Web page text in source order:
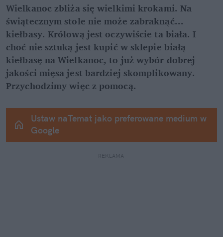
Wielkanoc zbliża się wielkimi krokami. Na
świątecznym stole nie może zabraknąć...
kiełbasy. Królową jest oczywiście ta biała. I
choć nie sztuką jest kupić w sklepie białą
kiełbasę na Wielkanoc, to już wybór dobrej
jakości mięsa jest bardziej skomplikowany.
Przychodzimy więc z pomocą.
Ustaw naTemat jako preferowane medium w
Google
REKLAMA